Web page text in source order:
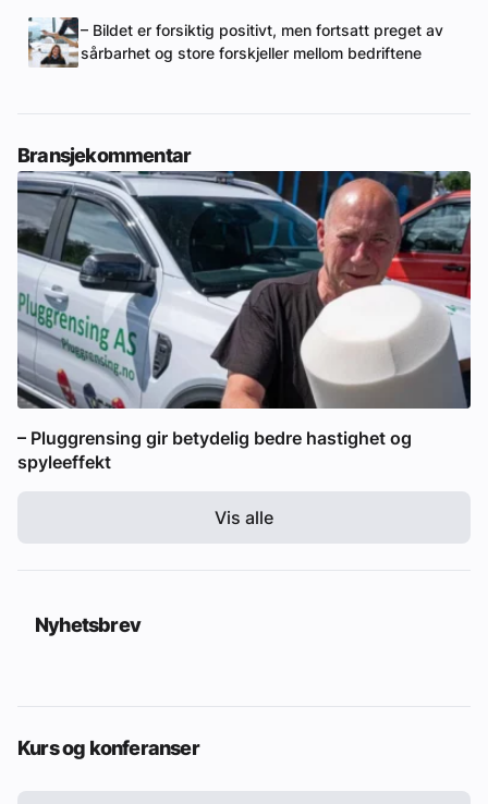
– Bildet er forsiktig positivt, men fortsatt preget av
sårbarhet og store forskjeller mellom bedriftene
Bransjekommentar
– Pluggrensing gir betydelig bedre hastighet og
spyleeffekt
Vis alle
Nyhetsbrev
Kurs og konferanser